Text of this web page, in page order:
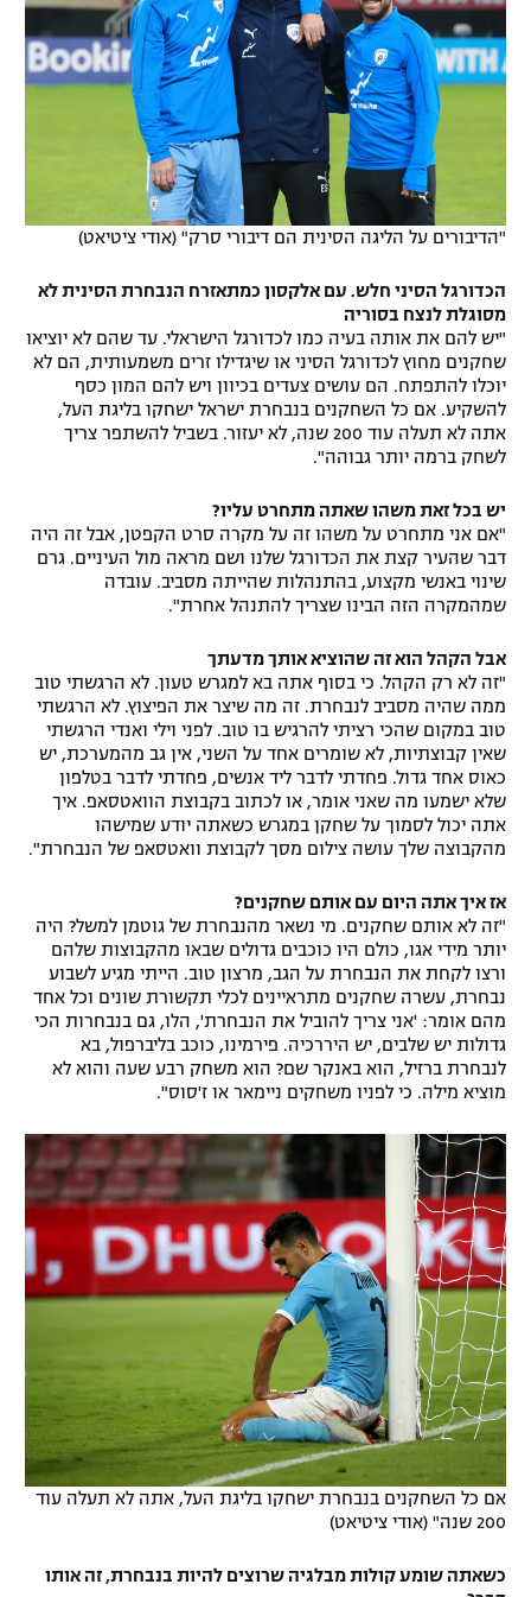
"הדיבורים על הליגה הסינית הם דיבורי סרק" (אודי ציטיאט)
הכדורגל הסיני חלש. עם אלקסון כמתאזרח הנבחרת הסינית לא
מסוגלת לנצח בסוריה
"יש להם את אותה בעיה כמו לכדורגל הישראלי. עד שהם לא יוציאו
שחקנים מחוץ לכדורגל הסיני או שיגדילו זרים משמעותית, הם לא
יוכלו להתפתח. הם עושים צעדים בכיוון ויש להם המון כסף
להשקיע. אם כל השחקנים בנבחרת ישראל ישחקו בליגת העל,
אתה לא תעלה עוד 200 שנה, לא יעזור. בשביל להשתפר צריך
לשחק ברמה יותר גבוהה".
יש בכל זאת משהו שאתה מתחרט עליו?
"אם אני מתחרט על משהו זה על מקרה סרט הקפטן, אבל זה היה
דבר שהעיר קצת את הכדורגל שלנו ושם מראה מול העיניים. גרם
שינוי באנשי מקצוע, בהתנהלות שהייתה מסביב. עובדה
שמהמקרה הזה הבינו שצריך להתנהל אחרת".
אבל הקהל הוא זה שהוציא אותך מדעתך
"זה לא רק הקהל. כי בסוף אתה בא למגרש טעון. לא הרגשתי טוב
ממה שהיה מסביב לנבחרת. זה מה שיצר את הפיצוץ. לא הרגשתי
טוב במקום שהכי רציתי להרגיש בו טוב. לפני וילי ואנדי הרגשתי
שאין קבוצתיות, לא שומרים אחד על השני, אין גב מהמערכת, יש
כאוס אחד גדול. פחדתי לדבר ליד אנשים, פחדתי לדבר בטלפון
שלא ישמעו מה שאני אומר, או לכתוב בקבוצת הוואטסאפ. איך
אתה יכול לסמוך על שחקן במגרש כשאתה יודע שמישהו
מהקבוצה שלך עושה צילום מסך לקבוצת וואטסאפ של הנבחרת".
אז איך אתה היום עם אותם שחקנים?
"זה לא אותם שחקנים. מי נשאר מהנבחרת של גוטמן למשל? היה
יותר מידי אגו, כולם היו כוכבים גדולים שבאו מהקבוצות שלהם
ורצו לקחת את הנבחרת על הגב, מרצון טוב. הייתי מגיע לשבוע
נבחרת, עשרה שחקנים מתראיינים לכלי תקשורת שונים וכל אחד
מהם אומר: 'אני צריך להוביל את הנבחרת', הלו, גם בנבחרות הכי
גדולות יש שלבים, יש היררכיה. פירמינו, כוכב בליברפול, בא
לנבחרת ברזיל, הוא באנקר שם? הוא משחק רבע שעה והוא לא
מוציא מילה. כי לפניו משחקים ניימאר או ז'סוס".
אם כל השחקנים בנבחרת ישחקו בליגת העל, אתה לא תעלה עוד
200 שנה" (אודי ציטיאט)
כשאתה שומע קולות מבלגיה שרוצים להיות בנבחרת, זה אותו